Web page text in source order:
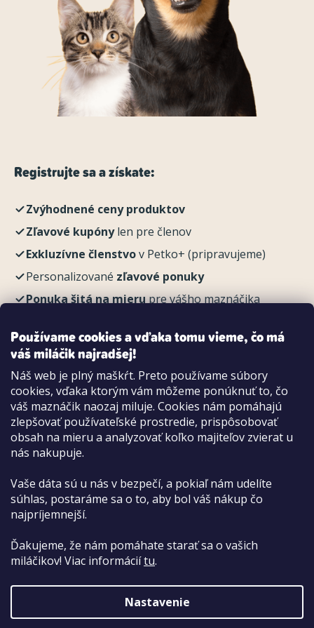
Používame cookies a vďaka tomu vieme, čo má
váš miláčik najradšej!
Náš web je plný maškŕt. Preto používame súbory
cookies, vďaka ktorým vám môžeme ponúknuť to, čo
váš maznáčik naozaj miluje. Cookies nám pomáhajú
zlepšovať používateľské prostredie, prispôsobovať
obsah na mieru a analyzovať koľko majiteľov zvierat u
nás nakupuje.
Vaše dáta sú u nás v bezpečí, a pokiaľ nám udelíte
súhlas, postaráme sa o to, aby bol váš nákup čo
najpríjemnejší.
Ďakujeme, že nám pomáhate starať sa o vašich
miláčikov! Viac informáciítu.
Nastavenie
Registrujte sa a získate:
Zvýhodnené ceny produktov
Zľavové kupónylen pre členov
Exkluzívne členstvov Petko+ (pripravujeme)
Personalizované zľavové ponuky
Ponuka šitá na mierupre vášho maznáčika
Možnosti platby:
Dobierkou
Hotovo aj kartou na pobočke